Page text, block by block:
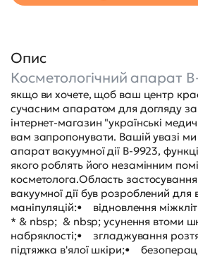
Опис
Косметологічний апарат
якщо ви хочете, щоб ваш центр
сучасним апаратом для догляду за
інтернет-магазин "українські
вам запропонувати. Вашій увазі
апарат вакуумної дії B-9923,
якого роблять його незамінним
косметолога.Область
вакуумної дії був розроблений для
маніпуляцій:• відновлення
* & nbsp; & nbsp; усунення втоми
набряклості;• згладжування
підтяжка в'ялої шкіри;•